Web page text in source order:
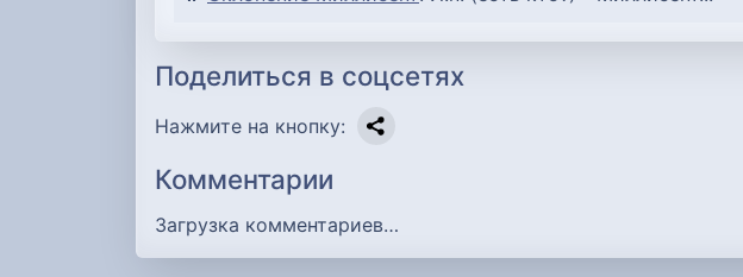
Поделиться в соцсетях
Нажмите на кнопку:
Комментарии
Загрузка комментариев…